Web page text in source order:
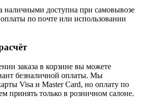
наличными доступна при самовывозе
по почте или использовании
заказа в корзине вы можете
безналичной оплаты. Мы
Visa и Master Card, но оплату по
принять только в розничном салоне.